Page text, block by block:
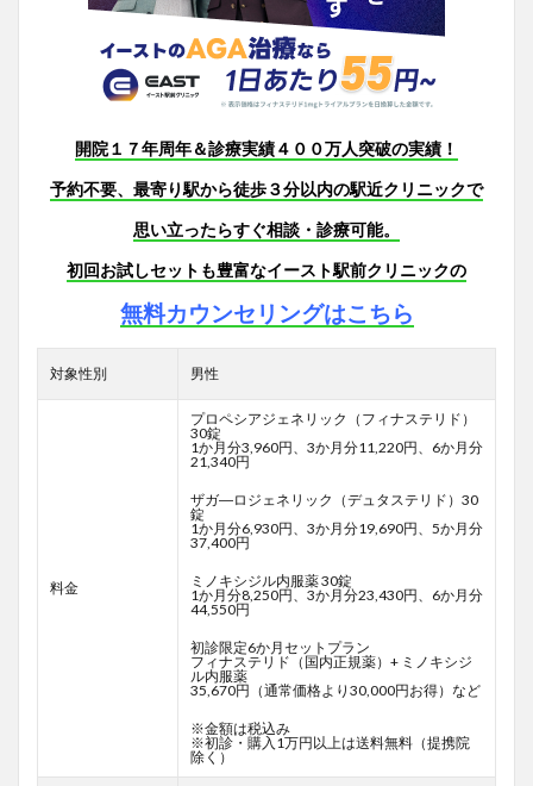
開院１７年周年＆診療実績４００万人突破の実績！
予約不要、最寄り駅から徒歩３分以内の駅近クリニックで
思い立ったらすぐ相談・診療可能。
初回お試しセットも豊富なイースト駅前クリニックの
無料カウンセリングはこちら
対象性別 男性
料金
プロペシアジェネリック（フィナステリド）
30錠
1か月分3,960円、3か月分11,220円、6か月分
21,340円
ザガ―ロジェネリック（デュタステリド）30
錠
1か月分6,930円、3か月分19,690円、5か月分
37,400円
ミノキシジル内服薬 30錠
1か月分8,250円、3か月分23,430円、6か月分
44,550円
初診限定6か月セットプラン
フィナステリド（国内正規薬）+ ミノキシジ
ル内服薬
35,670円（通常価格より30,000円お得）など
※金額は税込み
※初診・購入1万円以上は送料無料（提携院
除く）